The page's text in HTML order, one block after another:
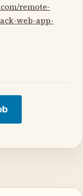
remote-
web-app-